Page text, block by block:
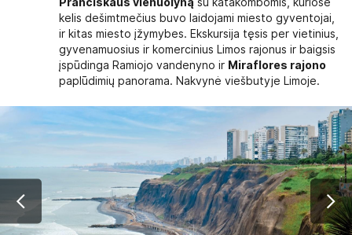
kelis dešimtmečius buvo laidojami miesto gyventojai,
ir kitas miesto įžymybes. Ekskursija tęsis per vietinius,
gyvenamuosius ir komercinius Limos rajonus ir baigsis
įspūdinga Ramiojo vandenyno ir Miraflores rajono
paplūdimių panorama. Nakvynė viešbutyje Limoje.